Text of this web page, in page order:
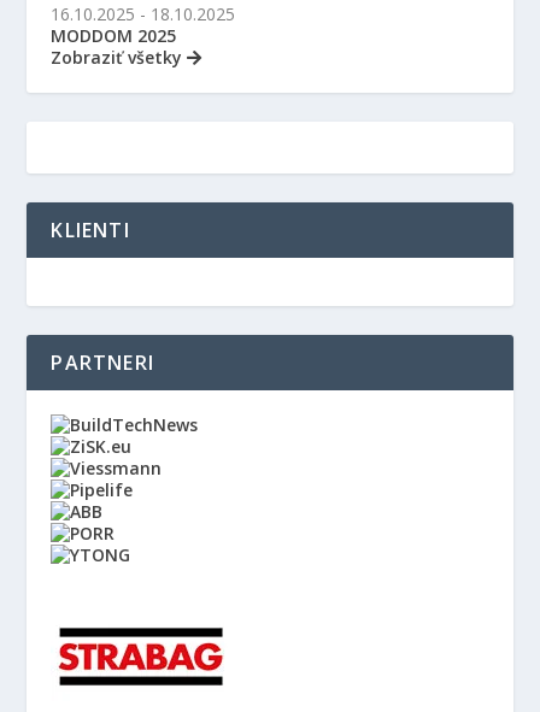
16.10.2025 - 18.10.2025
MODDOM 2025
Zobraziť všetky
KLIENTI
PARTNERI